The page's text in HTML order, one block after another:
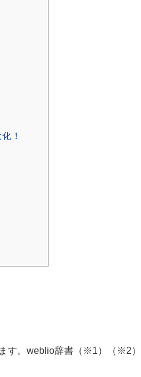
！
す。weblio辞書（※1）（※2）